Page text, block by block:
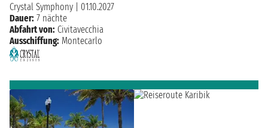
Crystal Symphony
01.10.2027
Dauer: 7 nächte
Abfahrt von: Civitavecchia
Ausschiffung: Montecarlo